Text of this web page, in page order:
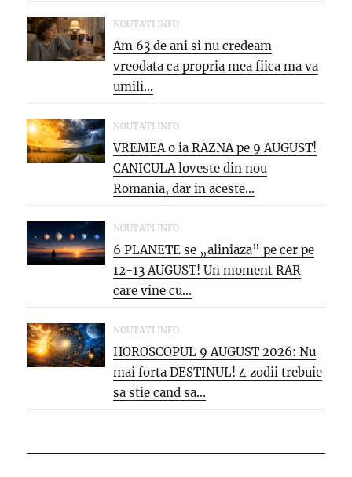
NOUTATI.INFO
Am 63 de ani si nu credeam
vreodata ca propria mea fiica ma va
umili...
NOUTATI.INFO
VREMEA o ia RAZNA pe 9 AUGUST!
CANICULA loveste din nou
Romania, dar in aceste...
NOUTATI.INFO
6 PLANETE se „aliniaza” pe cer pe
12-13 AUGUST! Un moment RAR
care vine cu...
NOUTATI.INFO
HOROSCOPUL 9 AUGUST 2026: Nu
mai forta DESTINUL! 4 zodii trebuie
sa stie cand sa...